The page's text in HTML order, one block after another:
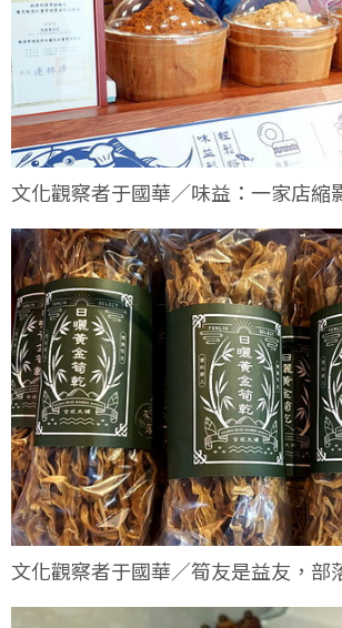
文化觀察者于國華／味益：一家店縮
文化觀察者于國華／筍友是益友，部